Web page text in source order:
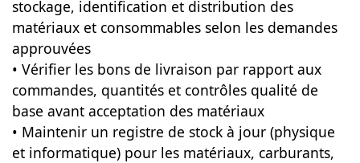
stockage, identification et distribution des
matériaux et consommables selon les demandes
approuvées
• Vérifier les bons de livraison par rapport aux
commandes, quantités et contrôles qualité de
base avant acceptation des matériaux
• Maintenir un registre de stock à jour (physique
et informatique) pour les matériaux, carburants,